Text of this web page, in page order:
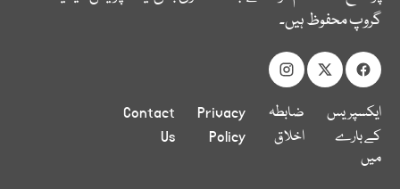
گروپ محفوظ ہیں۔
ایکسپریس
کے بارے
میں
ضابطہ
اخلاق
Privacy
Policy
Contact
Us